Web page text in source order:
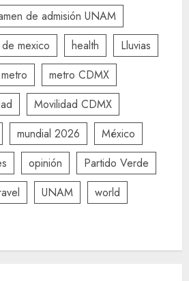
de admisión UNAM
mexico health
Lluvias
metro
metro CDMX
Movilidad CDMX
mundial 2026
México
opinión
Partido Verde
UNAM
world